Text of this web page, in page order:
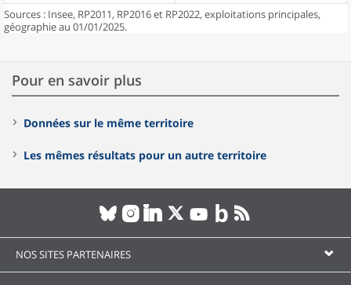
Sources : Insee, RP2011, RP2016 et RP2022, exploitations principales,
géographie au 01/01/2025.
Pour en savoir plus
Données sur le même territoire
Les mêmes résultats pour un autre territoire
NOS SITES PARTENAIRES